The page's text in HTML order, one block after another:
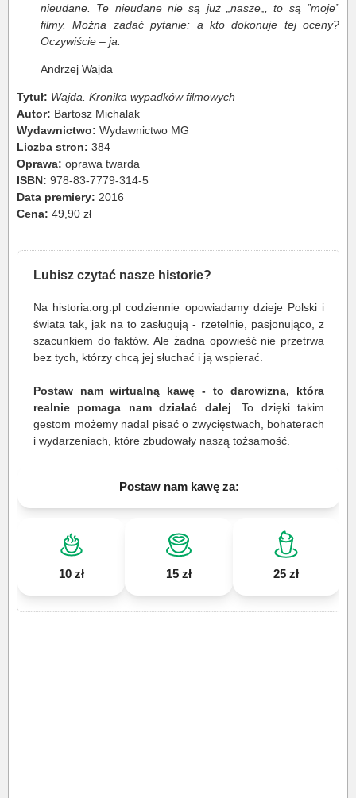
nieudane. Te nieudane nie są już „nasze„, to są ”moje”
filmy. Można zadać pytanie: a kto dokonuje tej oceny?
Oczywiście ‒ ja.
Andrzej Wajda
Tytuł: Wajda. Kronika wypadków filmowych
Autor: Bartosz Michalak
Wydawnictwo: Wydawnictwo MG
Liczba stron: 384
Oprawa: oprawa twarda
ISBN: 978-83-7779-314-5
Data premiery: 2016
Cena: 49,90 zł
Lubisz czytać nasze historie?
Na historia.org.pl codziennie opowiadamy dzieje Polski i
świata tak, jak na to zasługują - rzetelnie, pasjonująco, z
szacunkiem do faktów. Ale żadna opowieść nie przetrwa
bez tych, którzy chcą jej słuchać i ją wspierać.
Postaw nam wirtualną kawę - to darowizna, która
realnie pomaga nam działać dalej . To dzięki takim
gestom możemy nadal pisać o zwycięstwach, bohaterach
i wydarzeniach, które zbudowały naszą tożsamość.
Postaw nam kawę za:
10 zł 15 zł 25 zł